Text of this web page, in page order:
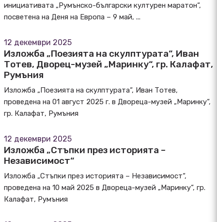
инициативата „Румънско-български културен маратон“,
посветена на Деня на Европа – 9 май, ...
12 декември 2025
Изложба „Поезията на скулптурата“, Иван
Тотев, Дворец-музей „Маринку“, гр. Калафат,
Румъния
Изложба „Поезията на скулптурата“, Иван Тотев,
проведена на 01 август 2025 г. в Двореца-музей „Маринку“,
гр. Калафат, Румъния
12 декември 2025
Изложба „Стъпки през историята –
Независимост“
Изложба „Стъпки през историята – Независимост“,
проведена на 10 май 2025 в Двореца-музей „Маринку“, гр.
Калафат, Румъния